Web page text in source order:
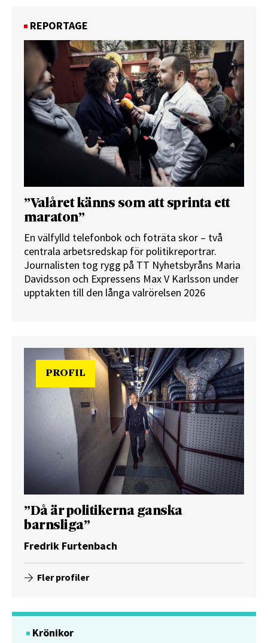
REPORTAGE
”Valåret känns som att sprinta ett
maraton”
En välfylld telefonbok och foträta skor – två
centrala arbetsredskap för politikreportrar.
Journalisten tog rygg på TT Nyhetsbyråns Maria
Davidsson och Expressens Max V Karlsson under
upptakten till den långa valrörelsen 2026
PROFIL
”Då är politikerna ganska
barnsliga”
Fredrik Furtenbach
Fler profiler
Krönikor